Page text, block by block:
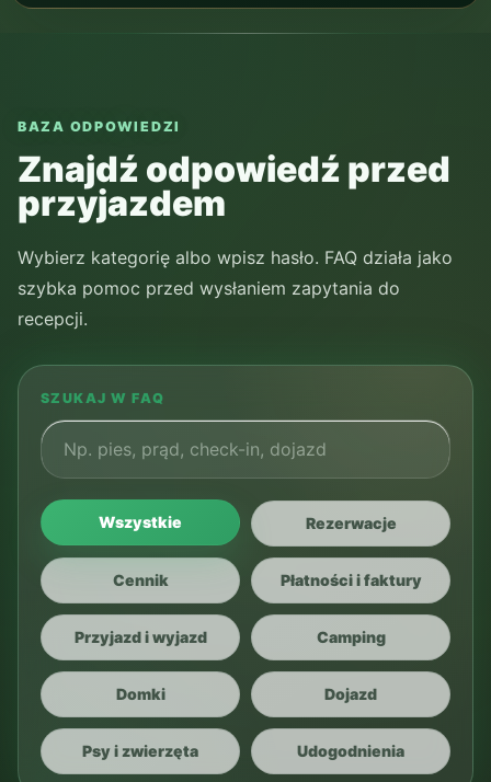
BAZA ODPOWIEDZI
Znajdź odpowiedź przed
przyjazdem
Wybierz kategorię albo wpisz hasło. FAQ działa jako
szybka pomoc przed wysłaniem zapytania do
recepcji.
SZUKAJ W FAQ
Wszystkie Rezerwacje
Cennik Płatności i faktury
Przyjazd i wyjazd Camping
Domki Dojazd
Psy i zwierzęta Udogodnienia